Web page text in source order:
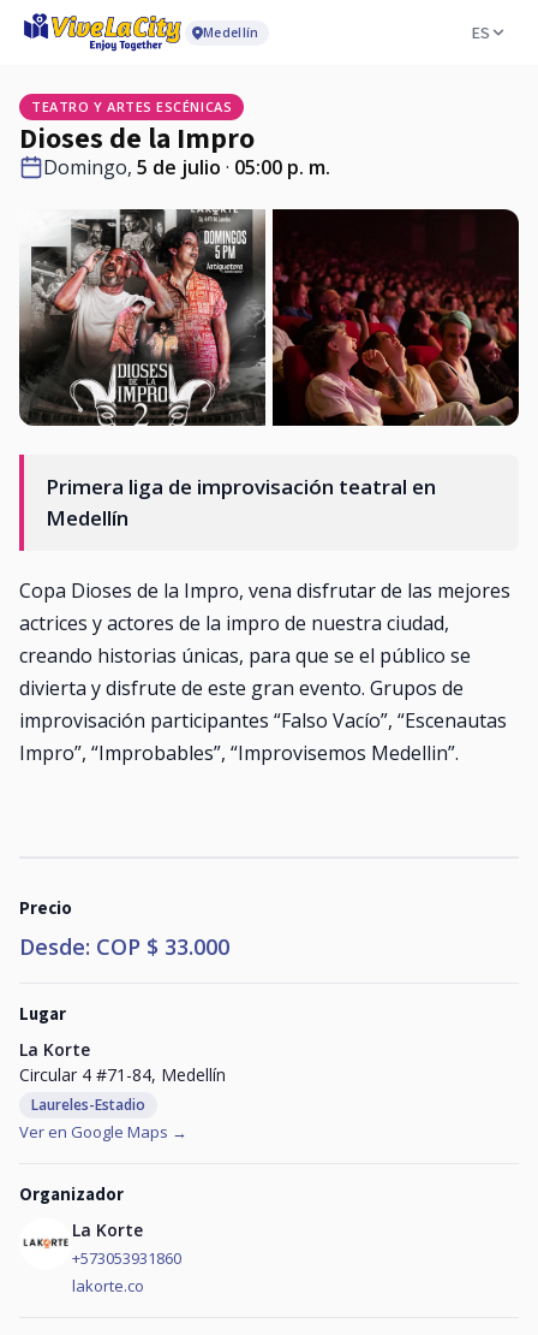
Medellín ES
TEATRO Y ARTES ESCÉNICAS
Dioses de la Impro
Domingo, 5 de julio · 05:00 p. m.
Primera liga de improvisación teatral en
Medellín
Copa Dioses de la Impro, vena disfrutar de las mejores
actrices y actores de la impro de nuestra ciudad,
creando historias únicas, para que se el público se
divierta y disfrute de este gran evento. Grupos de
improvisación participantes “Falso Vacío”, “Escenautas
Impro”, “Improbables”, “Improvisemos Medellin”.
Precio
Desde: COP $ 33.000
Lugar
La Korte
Circular 4 #71-84, Medellín
Laureles-Estadio
Ver en Google Maps →
Organizador
La Korte
+573053931860
lakorte.co